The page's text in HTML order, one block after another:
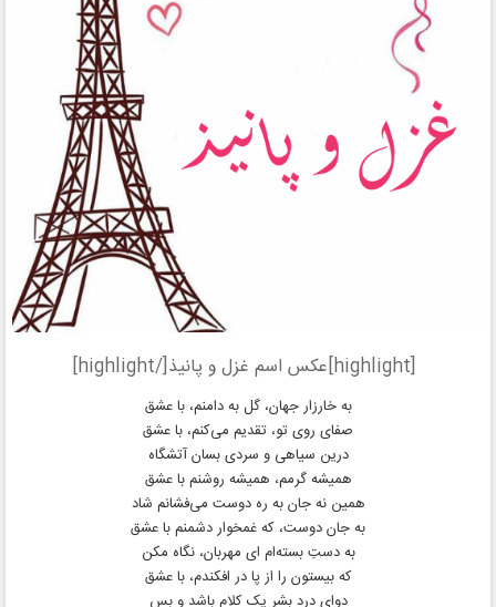
[highlight]عکس اسم غزل و پانیذ[/highlight]
به خارزار جهان، گل به دامنم، با عشق
صفای روی تو، تقدیم می‌کنم، با عشق
درین سیاهی و سردی بسان آتشگاه
همیشه گرمم، همیشه روشنم با عشق
همین نه جان به ره دوست می‌فشانم شاد
به جان دوست، که غمخوار دشمنم با عشق
به دستِ بسته‌ام ای مهربان، نگاه مکن
که بیستون را از پا در افکندم، با عشق
دوای درد بشر یک کلام باشد و بس